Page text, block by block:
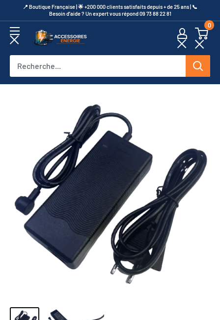
au
contenu
​📍​ Boutique Française | 🌟 +200 000 clients satisfaits depuis + de 25 ans | 📞​
Besoin d’aide ? Un expert vous répond 09 73 88 22 81
Accessoires
0